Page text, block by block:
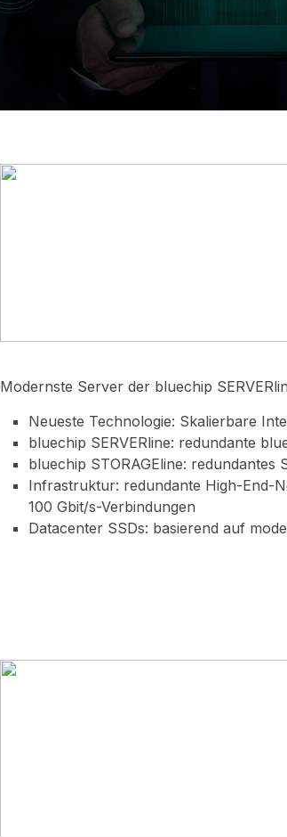
Modernste Server der bluechip
Neueste Technologie: Skalierbare
bluechip SERVERline: redundante
bluechip STORAGEline:
Infrastruktur: redundante High-End-
100 Gbit/s-Verbindungen
Datacenter SSDs: basierend auf